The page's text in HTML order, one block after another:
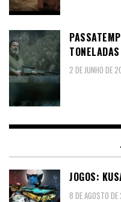
2 DE JUNHO DE
JOGOS:
8 DE AGOSTO